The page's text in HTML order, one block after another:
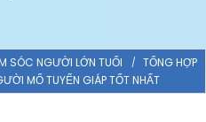
SÓC NGƯỜI LỚN TUỔI
TỔNG HỢP
MỔ TUYẾN GIÁP TỐT NHẤT